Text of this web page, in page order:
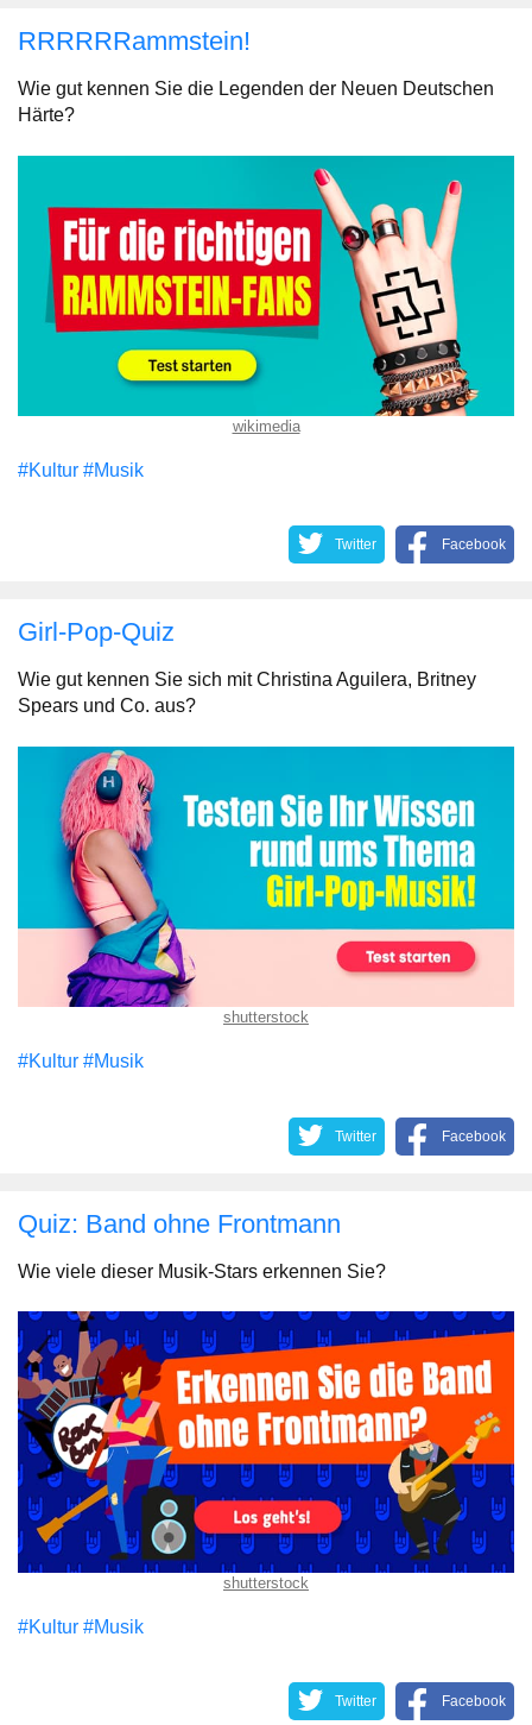
RRRRRRammstein!
Wie gut kennen Sie die Legenden der Neuen Deutschen
Härte?
wikimedia
#Kultur #Musik
Twitter Facebook
Girl-Pop-Quiz
Wie gut kennen Sie sich mit Christina Aguilera, Britney
Spears und Co. aus?
shutterstock
#Kultur #Musik
Twitter Facebook
Quiz: Band ohne Frontmann
Wie viele dieser Musik-Stars erkennen Sie?
shutterstock
#Kultur #Musik
Twitter Facebook